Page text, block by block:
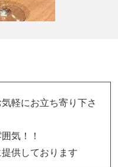
軽にお立ち寄り下さ
気！！
供しております